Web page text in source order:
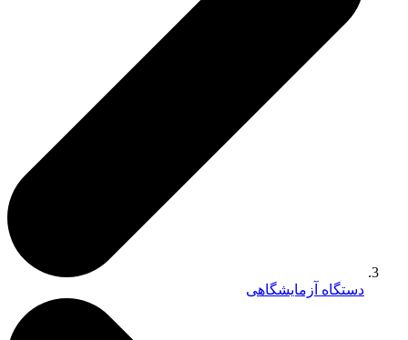
دستگاه آزمایشگاهی